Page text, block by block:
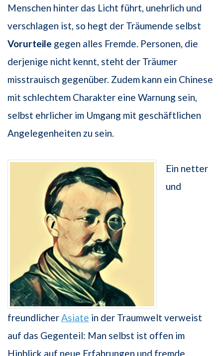
Menschen hinter das Licht führt, unehrlich und
verschlagen ist, so hegt der Träumende selbst
Vorurteile gegen alles Fremde. Personen, die
derjenige nicht kennt, steht der Träumer
misstrauisch gegenüber. Zudem kann ein Chinese
mit schlechtem Charakter eine Warnung sein,
selbst ehrlicher im Umgang mit geschäftlichen
Angelegenheiten zu sein.
Ein netter
und
freundlicher Asiate in der Traumwelt verweist
auf das Gegenteil: Man selbst ist offen im
Hinblick auf neue Erfahrungen und fremde